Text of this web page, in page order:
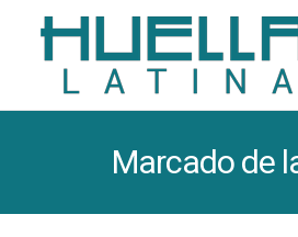
Marcado de